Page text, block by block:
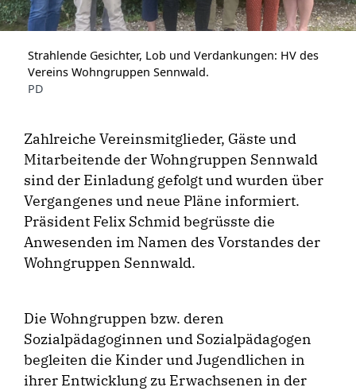
Strahlende Gesichter, Lob und Verdankungen: HV des
Vereins Wohngruppen Sennwald.
PD
Zahlreiche Vereinsmitglieder, Gäste und
Mitarbeitende der Wohngruppen Sennwald
sind der Einladung gefolgt und wurden über
Vergangenes und neue Pläne informiert.
Präsident Felix Schmid begrüsste die
Anwesenden im Namen des Vorstandes der
Wohngruppen Sennwald.
Die Wohngruppen bzw. deren
Sozialpädagoginnen und Sozialpädagogen
begleiten die Kinder und Jugendlichen in
ihrer Entwicklung zu Erwachsenen in der